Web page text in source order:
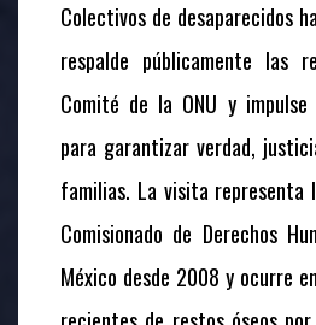
Colectivos de desaparecidos
respalde públicamente las
Comité de la ONU y
para garantizar verdad,
familias. La visita
Comisionado de Derechos
México desde 2008 y ocurre